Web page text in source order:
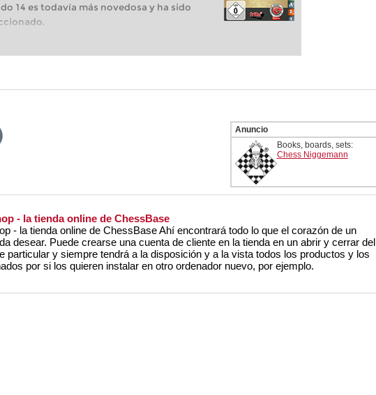
14 es todavía más novedosa y ha sido
Anuncio
Books, boards, sets:
Chess Niggemann
- la tienda online de ChessBase
- la tienda online de ChessBase Ahí encontrará todo lo que el corazón de un
desear. Puede crearse una cuenta de cliente en la tienda en un abrir y cerrar del
particular y siempre tendrá a la disposición y a la vista todos los productos y los
por si los quieren instalar en otro ordenador nuevo, por ejemplo.